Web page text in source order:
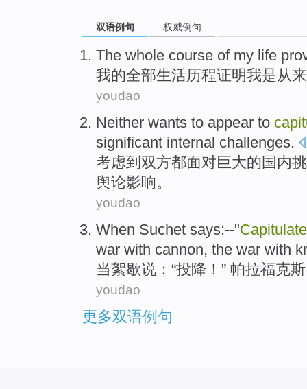
双语例句 权威例句
The whole course of my life
我的全部生活历程证明我是从来
youdao
Neither wants to appear to
significant internal challenges.
考虑到 双方都面对巨大的国内
舆论影响。
youdao
When Suchet says:--"Capitulate
war with cannon, the war with
当絮歇说 ：“投降 ！” 帕拉福克斯
youdao
更多双语例句